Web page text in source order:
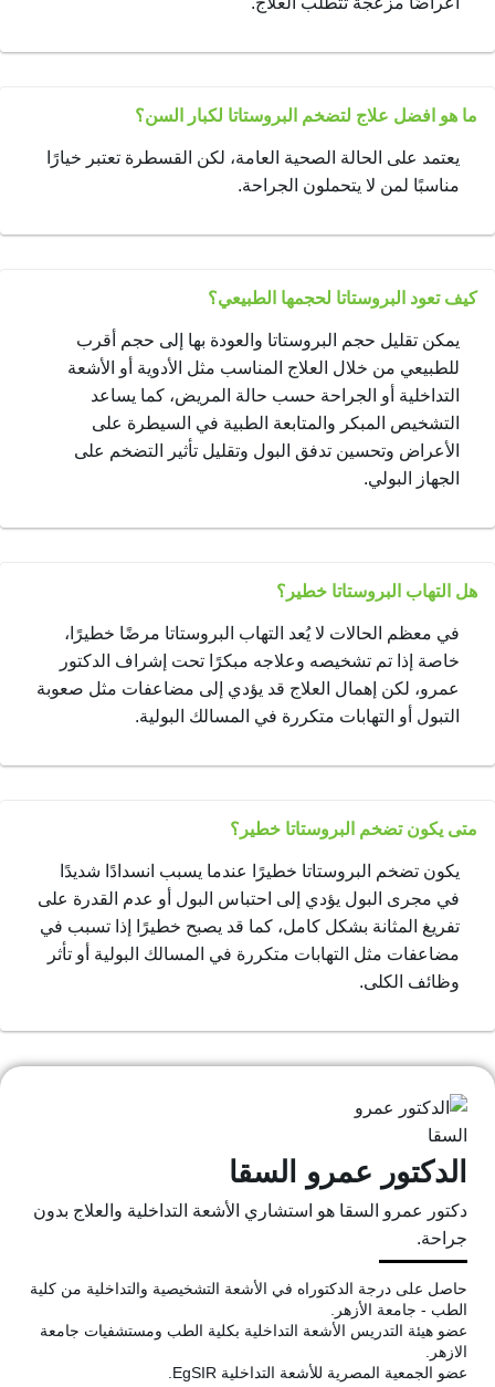
ما هو افضل علاج لتضخم البروستاتا لكبار السن؟
يعتمد على الحالة الصحية العامة، لكن القسطرة تعتبر خيارًا
مناسبًا لمن لا يتحملون الجراحة.
كيف تعود البروستاتا لحجمها الطبيعي؟
يمكن تقليل حجم البروستاتا والعودة بها إلى حجم أقرب
للطبيعي من خلال العلاج المناسب مثل الأدوية أو الأشعة
التداخلية أو الجراحة حسب حالة المريض، كما يساعد
التشخيص المبكر والمتابعة الطبية في السيطرة على
الأعراض وتحسين تدفق البول وتقليل تأثير التضخم على
الجهاز البولي.
هل التهاب البروستاتا خطير؟
في معظم الحالات لا يُعد التهاب البروستاتا مرضًا خطيرًا،
خاصة إذا تم تشخيصه وعلاجه مبكرًا تحت إشراف الدكتور
عمرو، لكن إهمال العلاج قد يؤدي إلى مضاعفات مثل صعوبة
التبول أو التهابات متكررة في المسالك البولية.
متى يكون تضخم البروستاتا خطير؟
يكون تضخم البروستاتا خطيرًا عندما يسبب انسدادًا شديدًا
في مجرى البول يؤدي إلى احتباس البول أو عدم القدرة على
تفريغ المثانة بشكل كامل، كما قد يصبح خطيرًا إذا تسبب في
مضاعفات مثل التهابات متكررة في المسالك البولية أو تأثر
وظائف الكلى.
الدكتور عمرو السقا
دكتور عمرو السقا هو استشاري الأشعة التداخلية والعلاج بدون
جراحة.
حاصل على درجة الدكتوراه في الأشعة التشخيصية والتداخلية من كلية
الطب - جامعة الأزهر.
عضو هيئة التدريس الأشعة التداخلية بكلية الطب ومستشفيات جامعة
الازهر.
عضو الجمعية المصرية للأشعة التداخلية EgSIR.